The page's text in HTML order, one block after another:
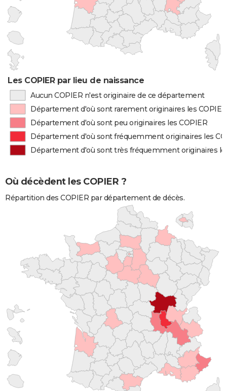
Les COPIER par lieu de naissance
Aucun COPIER n'est originaire de ce département
Département d'où sont rarement originaires les COPIER
Département d'où sont peu originaires les COPIER
Département d'où sont fréquemment originaires les
Département d'où sont très fréquemment originaires
Où décèdent les COPIER ?
Répartition des COPIER par département de décès.